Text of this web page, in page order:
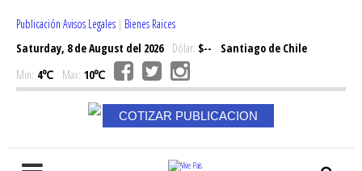
Publicación Avisos Legales | Bienes Raices
Saturday, 8 de August del 2026Dólar: $--
Santiago de Chile
Min: 4℃ Max: 10℃
COTIZAR PUBLICACION